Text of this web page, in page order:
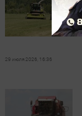
29 июля 2026, 16:36